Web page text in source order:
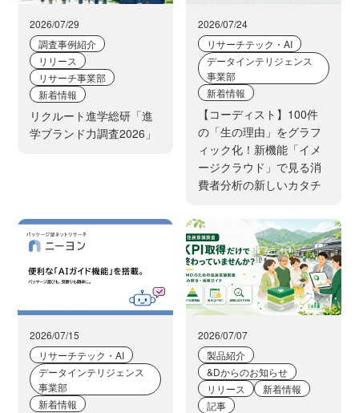
2F
TEL：03-6257-1740
E-MAIL：post@and-d.co.jp
６．個人情報を提供されることの任意性につ
いて
ご本人様が当社に個人情報を提供されるかどうかは任
意によるものです。 ただし、必要な項目をいただけ
ない場合、適切な対応ができない場合があります。
2026/07/29
調査事例紹介
リリース
リサーチ事業部
新着情報
リクルート進学総研「進
学ブランド力調査2026」
2026/07/24
リサーチテック・AI
データインテリジェンス
事業部
新着情報
【コーディスト】100件
の「生の理由」をグラフ
ィック化！新機能「イメ
ージクラウド」で見る消
費者分析の新しいカタチ
2026/07/15
リサーチテック・AI
データインテリジェンス
事業部
新着情報
2026/07/07
製品紹介
&Dからのお知らせ
リリース
新着情報
記事